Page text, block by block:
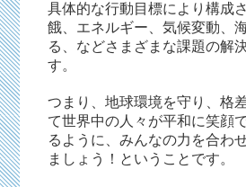
具体的な行動目標により構成
餓、エネルギー、気候変動、
る、などさまざまな課題の解
す。
つまり、地球環境を守り、格
て世界中の人々が平和に笑顔
るように、みんなの力を合わ
ましょう！ということです。